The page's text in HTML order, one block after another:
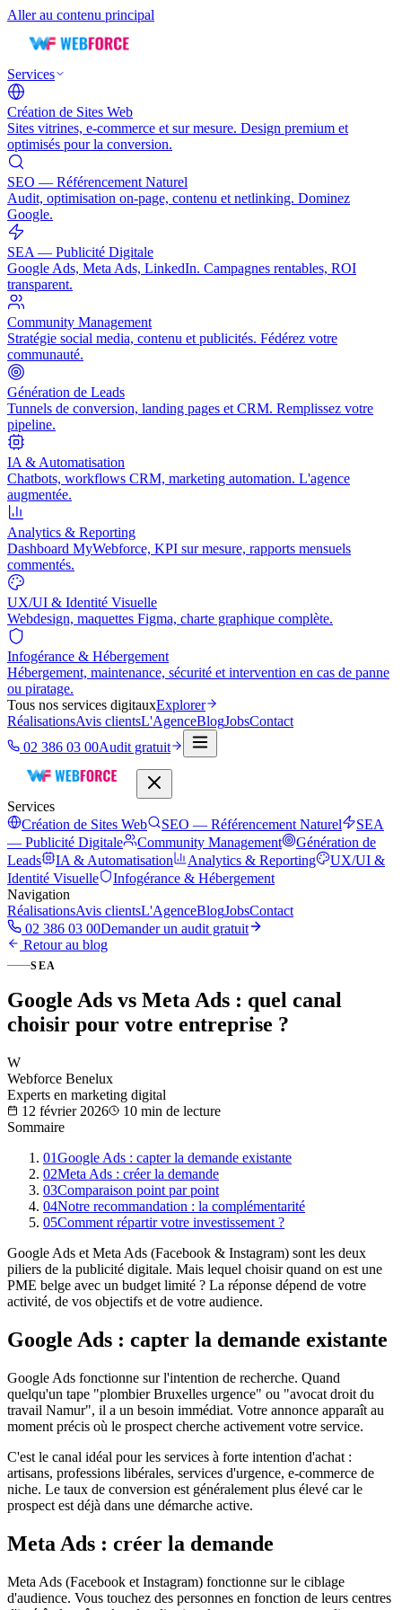
Aller au contenu principal
Services
Création de Sites Web
Sites vitrines, e-commerce et sur mesure. Design premium et
optimisés pour la conversion.
SEO — Référencement Naturel
Audit, optimisation on-page, contenu et netlinking. Dominez
Google.
SEA — Publicité Digitale
Google Ads, Meta Ads, LinkedIn. Campagnes rentables, ROI
transparent.
Community Management
Stratégie social media, contenu et publicités. Fédérez votre
communauté.
Génération de Leads
Tunnels de conversion, landing pages et CRM. Remplissez votre
pipeline.
IA & Automatisation
Chatbots, workflows CRM, marketing automation. L'agence
augmentée.
Analytics & Reporting
Dashboard MyWebforce, KPI sur mesure, rapports mensuels
commentés.
UX/UI & Identité Visuelle
Webdesign, maquettes Figma, charte graphique complète.
Infogérance & Hébergement
Hébergement, maintenance, sécurité et intervention en cas de panne
ou piratage.
Tous nos services digitauxExplorer
RéalisationsAvis clientsL'AgenceBlogJobsContact
02 386 03 00Audit gratuit
Services
Création de Sites Web
SEO — Référencement Naturel
SEA
— Publicité Digitale
Community Management
Génération de
Leads
IA & Automatisation Analytics & Reporting
UX/UI &
Identité Visuelle
Infogérance & Hébergement
Navigation
RéalisationsAvis clientsL'AgenceBlogJobsContact
02 386 03 00Demander un audit gratuit
Retour au blog
SEA
Google Ads vs Meta Ads : quel canal
choisir pour votre entreprise ?
W
Webforce Benelux
Experts en marketing digital
12 février 2026
10 min de lecture
Sommaire
01Google Ads : capter la demande existante
02Meta Ads : créer la demande
03Comparaison point par point
04Notre recommandation : la complémentarité
05Comment répartir votre investissement ?
Google Ads et Meta Ads (Facebook & Instagram) sont les deux
piliers de la publicité digitale. Mais lequel choisir quand on est une
PME belge avec un budget limité ? La réponse dépend de votre
activité, de vos objectifs et de votre audience.
Google Ads : capter la demande existante
Google Ads fonctionne sur l'intention de recherche. Quand
quelqu'un tape "plombier Bruxelles urgence" ou "avocat droit du
travail Namur", il a un besoin immédiat. Votre annonce apparaît au
moment précis où le prospect cherche activement votre service.
C'est le canal idéal pour les services à forte intention d'achat :
artisans, professions libérales, services d'urgence, e-commerce de
niche. Le taux de conversion est généralement plus élevé car le
prospect est déjà dans une démarche active.
Meta Ads : créer la demande
Meta Ads (Facebook et Instagram) fonctionne sur le ciblage
d'audience. Vous touchez des personnes en fonction de leurs centres